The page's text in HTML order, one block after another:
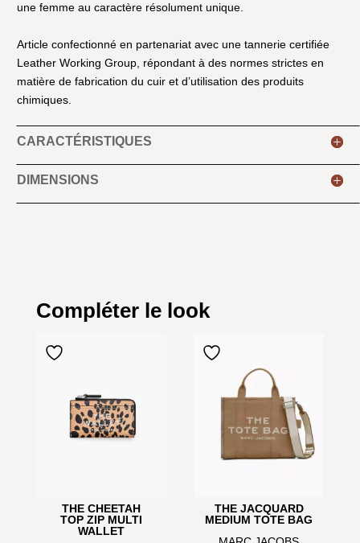
une femme au caractère résolument unique.
Article confectionné en partenariat avec une tannerie certifiée
Leather Working Group, répondant à des normes strictes en
matière de fabrication du cuir et d’utilisation des produits
chimiques.
CARACTÉRISTIQUES
DIMENSIONS
Compléter le look
THE CHEETAH
TOP ZIP MULTI
WALLET
THE JACQUARD
MEDIUM TOTE BAG